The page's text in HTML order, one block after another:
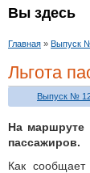
Вы здесь
Главная » Выпуск №
Льгота
Выпуск №
На маршруте
пассажиров.
Как